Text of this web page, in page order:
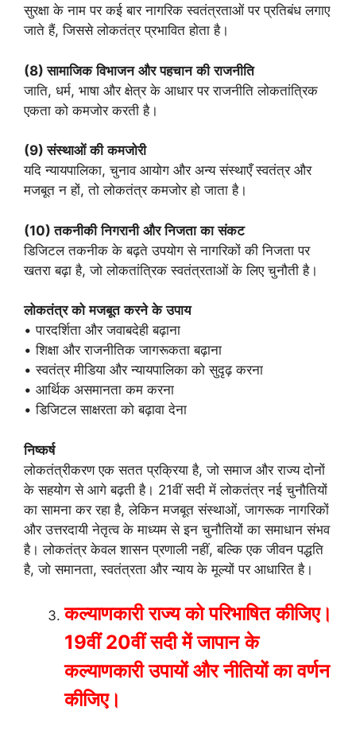
सुरक्षा के नाम पर कई बार नागरिक स्वतंत्रताओं पर प्रतिबंध लगाए
जाते हैं, जिससे लोकतंत्र प्रभावित होता है।
(8)सामाजिक विभाजन और पहचान की राजनीति
जाति, धर्म, भाषा और क्षेत्र के आधार पर राजनीति लोकतांत्रिक
एकता को कमजोर करती है।
(9)संस्थाओं की कमजोरी
यदि न्यायपालिका, चुनाव आयोग और अन्य संस्थाएँ स्वतंत्र और
मजबूत न हों, तो लोकतंत्र कमजोर हो जाता है।
(10)तकनीकी निगरानी और निजता का संकट
डिजिटल तकनीक के बढ़ते उपयोग से नागरिकों की निजता पर
खतरा बढ़ा है, जो लोकतांत्रिक स्वतंत्रताओं के लिए चुनौती है।
लोकतंत्र को मजबूत करने के उपाय
• पारदर्शिता और जवाबदेही बढ़ाना
• शिक्षा और राजनीतिक जागरूकता बढ़ाना
• स्वतंत्र मीडिया और न्यायपालिका को सुदृढ़ करना
• आर्थिक असमानता कम करना
• डिजिटल साक्षरता को बढ़ावा देना
निष्कर्ष
लोकतंत्रीकरण एक सतत प्रक्रिया है, जो समाज और राज्य दोनों
के सहयोग से आगे बढ़ती है। 21वीं सदी में लोकतंत्र नई चुनौतियों
का सामना कर रहा है, लेकिन मजबूत संस्थाओं, जागरूक नागरिकों
और उत्तरदायी नेतृत्व के माध्यम से इन चुनौतियों का समाधान संभव
है। लोकतंत्र केवल शासन प्रणाली नहीं, बल्कि एक जीवन पद्धति
है, जो समानता, स्वतंत्रता और न्याय के मूल्यों पर आधारित है।
कल्याणकारी राज्य को परिभाषित कीजिए।
19वीं 20वीं सदी में जापान के
कल्याणकारी उपायों और नीतियों का वर्णन
कीजिए।